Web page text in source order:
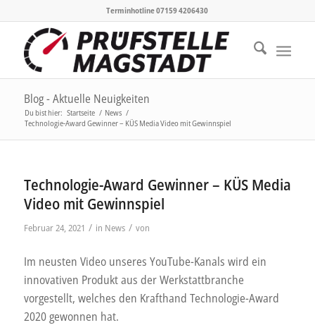
Terminhotline 07159 4206430
Blog - Aktuelle Neuigkeiten
Du bist hier: Startseite / News /
Technologie-Award Gewinner – KÜS Media Video mit Gewinnspiel
Technologie-Award Gewinner – KÜS Media
Video mit Gewinnspiel
Februar 24, 2021 / in News / von
Im neusten Video unseres YouTube-Kanals wird ein
innovativen Produkt aus der Werkstattbranche
vorgestellt, welches den Krafthand Technologie-Award
2020 gewonnen hat.